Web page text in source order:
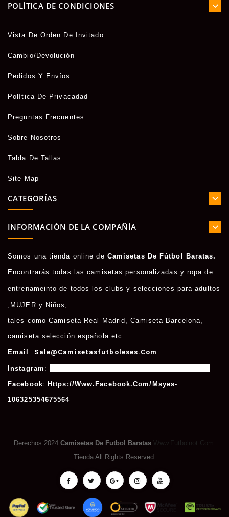
POLÍTICA DE CONDICIONES
Vista De Orden De Invitado
Cambio/Devolución
Pedidos Y Envíos
Política De Privacadad
Preguntas Frecuentes
Sobre Nosotros
Tabla De Tallas
Site Map
CATEGORÍAS
INFORMACIÓN DE LA COMPAÑÍA
Somos una tienda online de Camisetas De Fútbol Baratas.
Encontrarás todas las camisetas personalizadas y ropa de
entrenameinto de todos los clubs y selecciones para adultos
, MUJER y Niños ,
tales comoCamiseta Real Madrid ,Camiseta Barcelona,
camiseta selección española etc.
Email : Sale@camisetasfutboleses.com
Instagram :
Facebook: Https://www.facebook.com/msyes-
106325354675564
Derechos 2024 Camisetas De Futbol Baratas Www.futbolnot.com.
Tienda All Rights Reserved.